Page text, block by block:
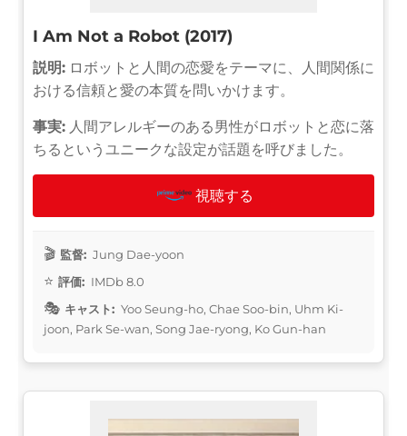
I Am Not a Robot (2017)
説明: ロボットと人間の恋愛をテーマに、人間関係に
おける信頼と愛の本質を問いかけます。
事実: 人間アレルギーのある男性がロボットと恋に落
ちるというユニークな設定が話題を呼びました。
視聴する
監督: Jung Dae-yoon
評価: IMDb 8.0
キャスト: Yoo Seung-ho, Chae Soo-bin, Uhm Ki-
joon, Park Se-wan, Song Jae-ryong, Ko Gun-han